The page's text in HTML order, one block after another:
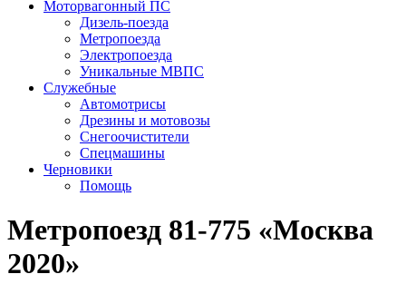
Моторвагонный ПС
Дизель-поезда
Метропоезда
Электропоезда
Уникальные МВПС
Служебные
Автомотрисы
Дрезины и мотовозы
Снегоочистители
Спецмашины
Черновики
Помощь
Метропоезд 81-775 «Москва
2020»